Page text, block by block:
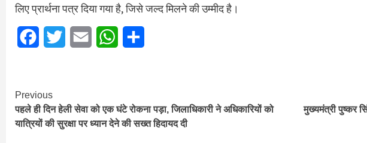
लिए प्रार्थना पत्र दिया गया है, जिसे जल्द मिलने की उम्मीद है।
FacebookTwitter Email WhatsApp
Continue
Reading
Previous
पहले ही दिन हेली सेवा को एक घंटे रोकना पड़ा, जिलाधिकारी ने अधिकारियों को
यात्रियों की सुरक्षा पर ध्‍यान देने की सख्‍त हिदायद दी
मुख्यमंत्री पुष्कर